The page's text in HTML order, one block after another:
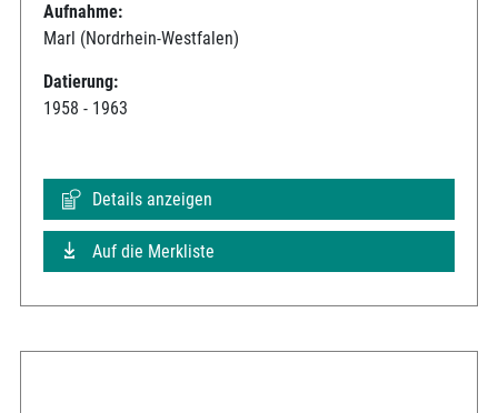
Aufnahme:
Marl (Nordrhein-Westfalen)
Datierung:
1958 - 1963
Details anzeigen
Auf die Merkliste